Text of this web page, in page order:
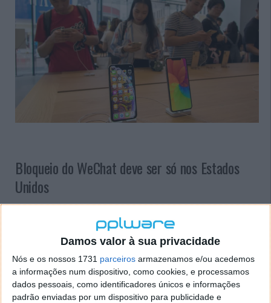
Damos valor à sua privacidade
Nós e os nossos 1731 parceiros armazenamos e/ou acedemos
a informações num dispositivo, como cookies, e processamos
dados pessoais, como identificadores únicos e informações
padrão enviadas por um dispositivo para publicidade e
Bloqueio do WeChat deve ser só nos Estados
Unidos
de mercado apontaram que o bloqueio iria apenas
afetar o WeChat nos Estados Unidos. Assim, o
impacto pouco de irá sentir no lado da app e serviço
WeChat no gigante mercado asiático. Contudo, as
palavras de Trump poderão ainda trazer problemas
para a Apple.